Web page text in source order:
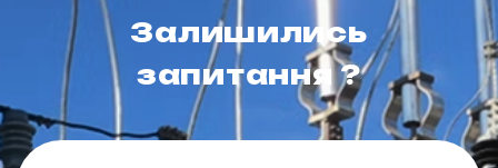
Залишились
запитання ?